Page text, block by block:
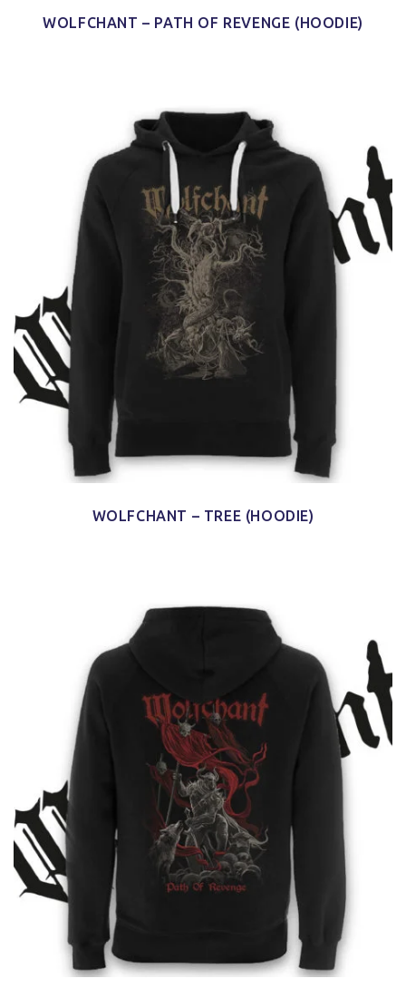
WOLFCHANT – PATH OF REVENGE (HOODIE)
WOLFCHANT – TREE (HOODIE)